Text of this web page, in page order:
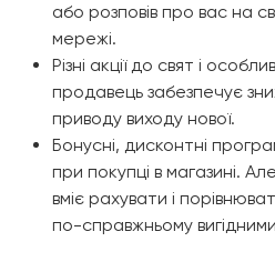
або розповів про вас на
мережі.
Різні акції до свят і
продавець забезпечує
приводу виходу нової.
Бонусні, дисконтні
при покупці в магазині.
вміє рахувати і
по-справжньому